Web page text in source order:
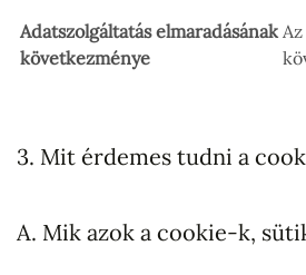
Adatszolgáltatás elmaradásának
következménye
3. Mit érdemes tudni a
A. Mik azok a cookie-k,